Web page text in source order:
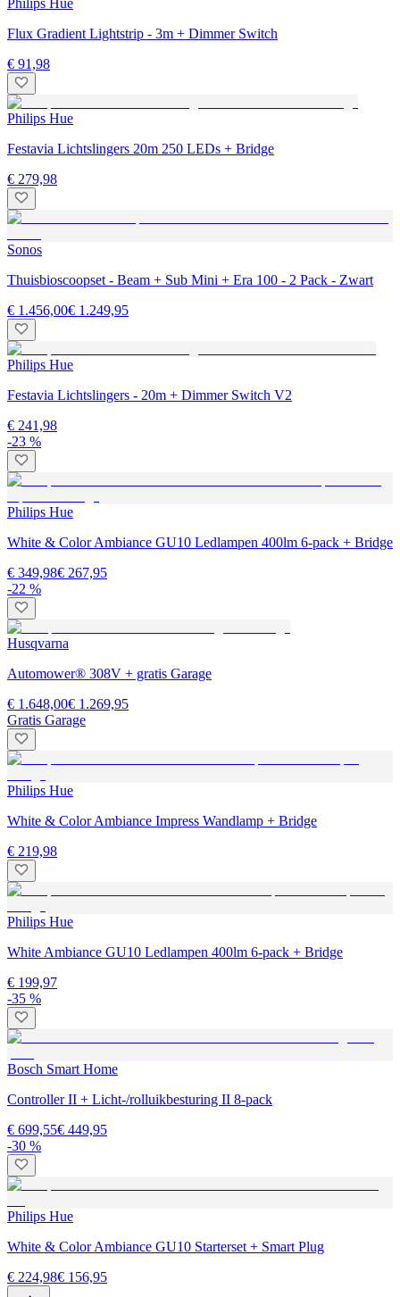
Philips Hue
Flux Gradient Lightstrip - 3m + Dimmer Switch
€ 91,98
Philips Hue
Festavia Lichtslingers 20m 250 LEDs + Bridge
€ 279,98
Sonos
Thuisbioscoopset - Beam + Sub Mini + Era 100 - 2 Pack - Zwart
€ 1.456,00€ 1.249,95
Philips Hue
Festavia Lichtslingers - 20m + Dimmer Switch V2
€ 241,98
-23 %
Philips Hue
White & Color Ambiance GU10 Ledlampen 400lm 6-pack + Bridge
€ 349,98€ 267,95
-22 %
Husqvarna
Automower® 308V + gratis Garage
€ 1.648,00€ 1.269,95
Gratis Garage
Philips Hue
White & Color Ambiance Impress Wandlamp + Bridge
€ 219,98
Philips Hue
White Ambiance GU10 Ledlampen 400lm 6-pack + Bridge
€ 199,97
-35 %
Bosch Smart Home
Controller II + Licht-/rolluikbesturing II 8-pack
€ 699,55€ 449,95
-30 %
Philips Hue
White & Color Ambiance GU10 Starterset + Smart Plug
€ 224,98€ 156,95